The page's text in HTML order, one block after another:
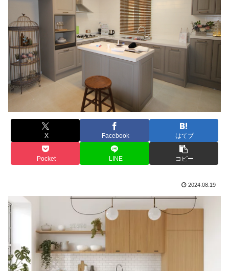
X Facebook はてブ
Pocket LINE コピー
2024.08.19